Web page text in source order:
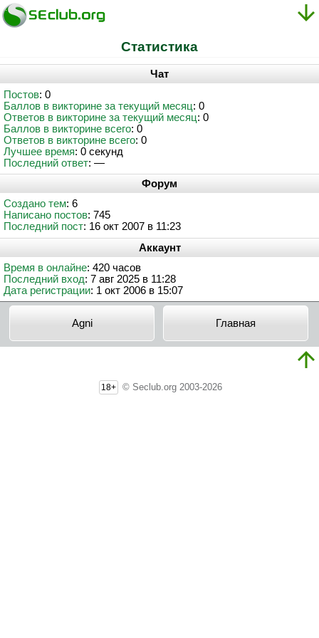
Статистика
Чат
Постов: 0
Баллов в викторине за текущий месяц: 0
Ответов в викторине за текущий месяц: 0
Баллов в викторине всего: 0
Ответов в викторине всего: 0
Лучшее время: 0 секунд
Последний ответ: —
Форум
Создано тем: 6
Написано постов: 745
Последний пост: 16 окт 2007 в 11:23
Аккаунт
Время в онлайне: 420 часов
Последний вход: 7 авг 2025 в 11:28
Дата регистрации: 1 окт 2006 в 15:07
Agni Главная
18+ © Seclub.org 2003-2026